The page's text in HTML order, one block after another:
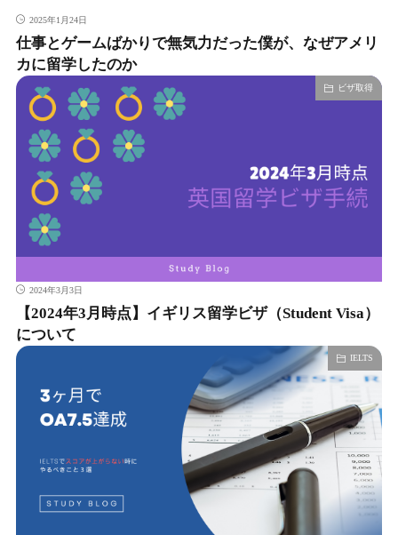
2025年1月24日
仕事とゲームばかりで無気力だった僕が、なぜアメリ
カに留学したのか
ビザ取得
2024年3月3日
【2024年3月時点】イギリス留学ビザ（Student Visa）
について
IELTS